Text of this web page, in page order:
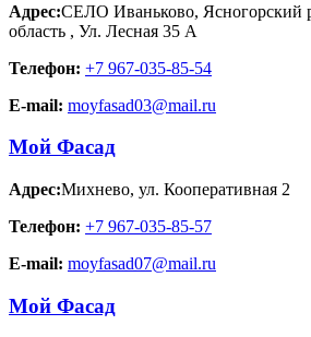
Адрес:СЕЛО Иваньково, Ясногорский
область , Ул. Лесная 35 А
Телефон: +7 967-035-85-54
E-mail: moyfasad03@mail.ru
Мой Фасад
Адрес:Михнево, ул. Кооперативная 2
Телефон: +7 967-035-85-57
E-mail: moyfasad07@mail.ru
Мой Фасад